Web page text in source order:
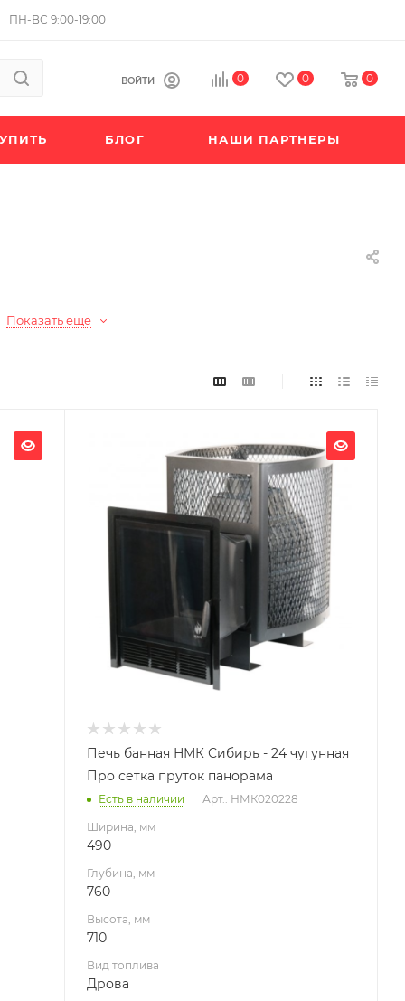
ПН-ВС 9:00-19:00
ВОЙТИ 0 0 0
БЛОГ НАШИ ПАРТНЕРЫ
Показать еще
760
Вид топлива
Дрова
Длина дров, мм
450
Масса камней, кг
12
Печь банная НМК Сибирь - 24 чугунная
Про сетка пруток панорама
Есть в наличии Арт.: НМК020228
Ширина, мм
490
Глубина, мм
760
Высота, мм
710
Вид топлива
Дрова